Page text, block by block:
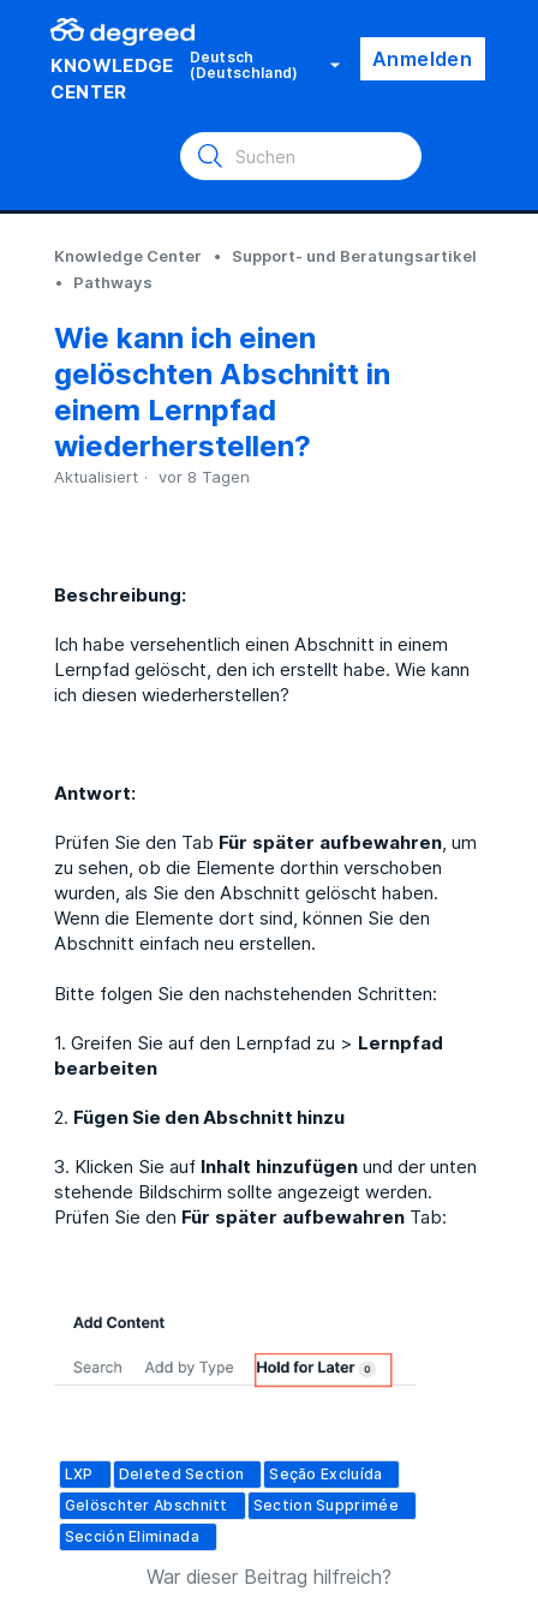
KNOWLEDGE
CENTER
Deutsch
(Deutschland) Anmelden
Knowledge Center
Support- und Beratungsartikel
Pathways
Wie kann ich einen
gelöschten Abschnitt in
einem Lernpfad
wiederherstellen?
Aktualisiert vor 8 Tagen
Beschreibung:
Ich habe versehentlich einen Abschnitt in einem
Lernpfad gelöscht, den ich erstellt habe. Wie kann
ich diesen wiederherstellen?
Antwort:
Prüfen Sie den Tab Für später aufbewahren, um
zu sehen, ob die Elemente dorthin verschoben
wurden, als Sie den Abschnitt gelöscht haben.
Wenn die Elemente dort sind, können Sie den
Abschnitt einfach neu erstellen.
Bitte folgen Sie den nachstehenden Schritten:
1. Greifen Sie auf den Lernpfad zu > Lernpfad
bearbeiten
2. Fügen Sie den Abschnitt hinzu
3. Klicken Sie auf Inhalt hinzufügenund der unten
stehende Bildschirm sollte angezeigt werden.
Prüfen Sie den Für später aufbewahrenTab:
LXP Deleted Section
Seção Excluída
Gelöschter Abschnitt
Section Supprimée
Sección Eliminada
War dieser Beitrag hilfreich?